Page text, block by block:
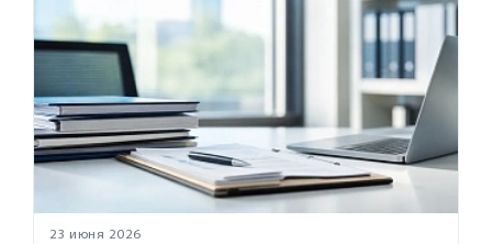
23 июня 2026